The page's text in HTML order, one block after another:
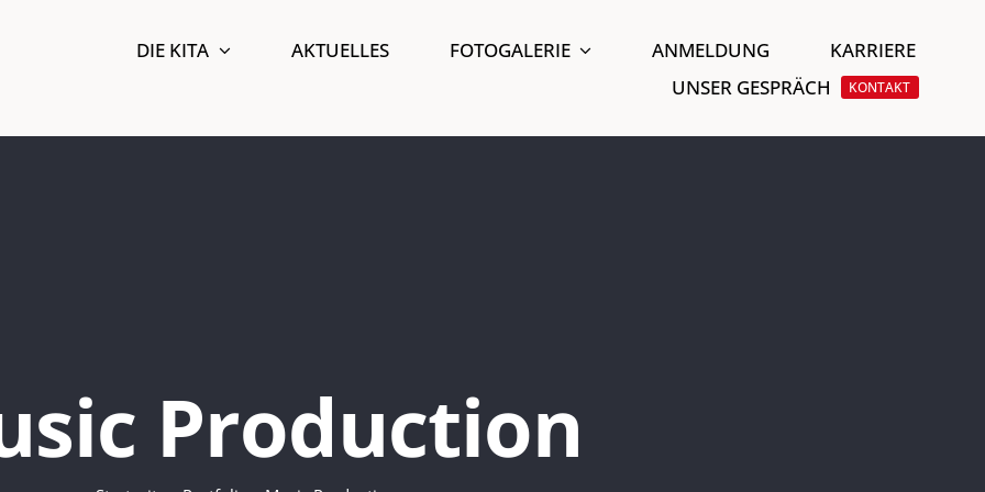
DIE KITA AKTUELLES FOTOGALERIE ANMELDUNG
KARRIERE
UNSER GESPRÄCH
KONTAKT
Production